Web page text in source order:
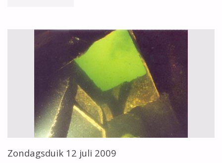
JULI
Zondagsduik 12 juli 2009